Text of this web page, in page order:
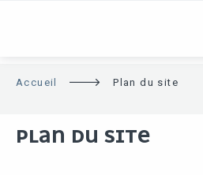
Accueil Plan du site
PLAN DU SITE